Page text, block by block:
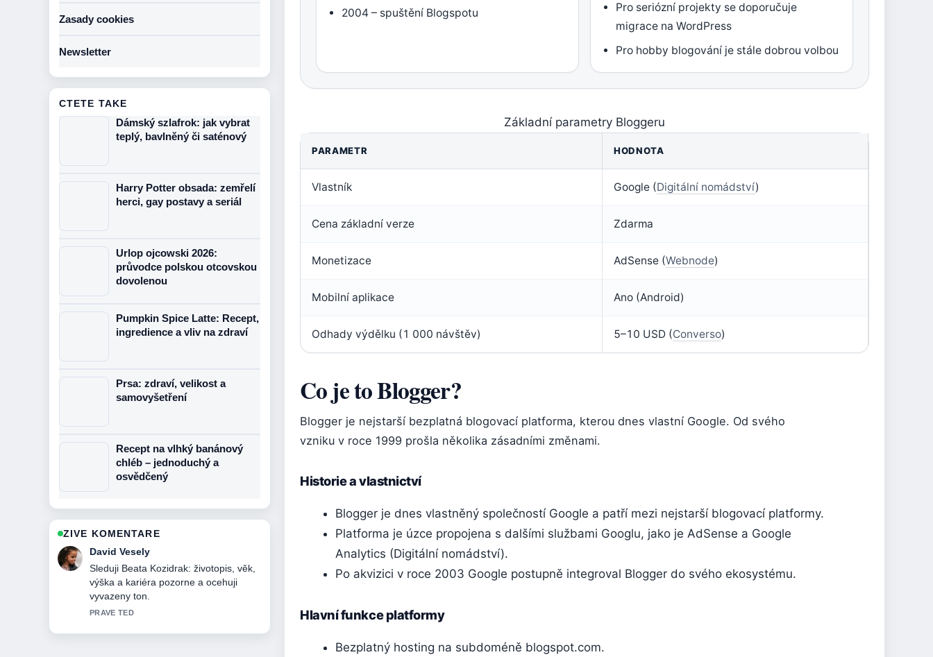
2004 – spuštění Blogspotu
Pro seriózní projekty se doporučuje
migrace na WordPress
Pro hobby blogování je stále dobrou volbou
Základní parametry Bloggeru
PARAMETR HODNOTA
Vlastník Google (Digitální nomádství)
Cena základní verze Zdarma
Monetizace AdSense (Webnode)
Mobilní aplikace Ano (Android)
Odhady výdělku (1 000 návštěv) 5–10 USD (Converso)
Co je to Blogger?
Blogger je nejstarší bezplatná blogovací platforma, kterou dnes vlastní Google. Od svého
vzniku v roce 1999 prošla několika zásadními změnami.
Historie a vlastnictví
Blogger je dnes vlastněný společností Google a patří mezi nejstarší blogovací platformy.
Platforma je úzce propojena s dalšími službami Googlu, jako je AdSense a Google
Analytics (Digitální nomádství).
Po akvizici v roce 2003 Google postupně integroval Blogger do svého ekosystému.
Hlavní funkce platformy
Bezplatný hosting na subdoméně blogspot.com.
Zasady cookies
Newsletter
CTETE TAKE
Dámský szlafrok: jak vybrat
teplý, bavlněný či saténový
Harry Potter obsada: zemřelí
herci, gay postavy a seriál
Urlop ojcowski 2026:
průvodce polskou otcovskou
dovolenou
Pumpkin Spice Latte: Recept,
ingredience a vliv na zdraví
Prsa: zdraví, velikost a
samovyšetření
Recept na vlhký banánový
chléb – jednoduchý a
osvědčený
ZIVE KOMENTARE
Anna Novakova
Uzitecny kontext k Fielmann: doba
výroby, dodání a přehled poboček.
Prosim pokracujte v prubeznych
aktualizacich.